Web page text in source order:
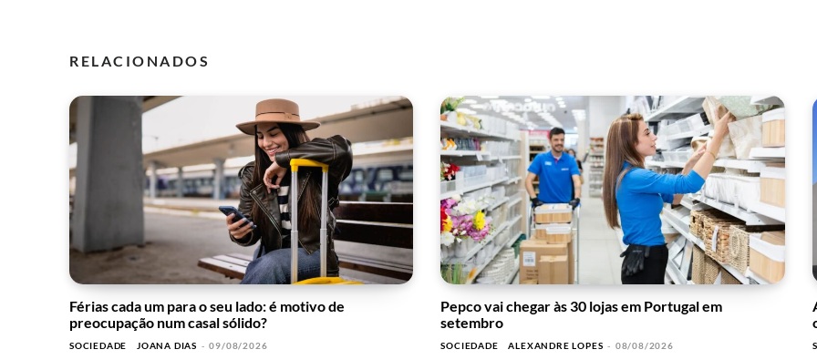
RELACIONADOS
Férias cada um para o seu lado: é motivo de
preocupação num casal sólido?
SOCIEDADE JOANA DIAS - 09/08/2026
Pepco vai chegar às 30 lojas em Portugal em
setembro
SOCIEDADE ALEXANDRE LOPES - 08/08/2026